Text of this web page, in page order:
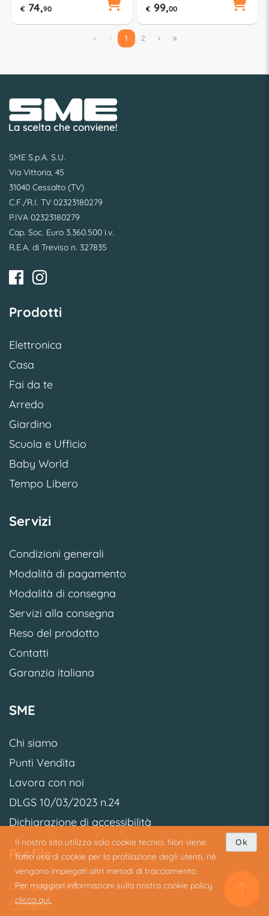
€ 74,90 € 99,00
  1 2  
Il nostro sito utilizza solo cookie tecnici. Non viene
fatto uso di cookie per la profilazione degli utenti, né
vengono impiegati altri metodi di tracciamento.
Per maggiori informazioni sulla nostra cookie policy
clicca qui.
Ok
SME S.p.A. S.U.
Via Vittoria, 45
31040 Cessalto (TV)
C.F./R.I. TV 02323180279
P.IVA 02323180279
Cap. Soc. Euro 3.360.500 i.v.
R.E.A. di Treviso n. 327835
Prodotti
Elettronica
Casa
Fai da te
Arredo
Giardino
Scuola e Ufficio
Baby World
Tempo Libero
Servizi
Condizioni generali
Modalità di pagamento
Modalità di consegna
Servizi alla consegna
Reso del prodotto
Contatti
Garanzia italiana
SME
Chi siamo
Punti Vendita
Lavora con noi
DLGS 10/03/2023 n.24
Dichiarazione di accessibilità
Profilo
Dati personali
Carrello